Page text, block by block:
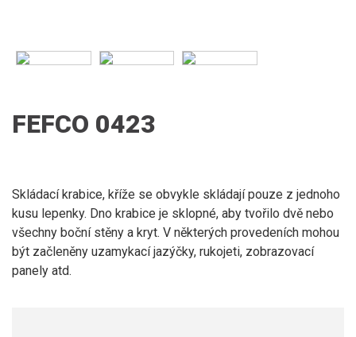
FEFCO 0423
Skládací krabice, kříže se obvykle skládají pouze z jednoho
kusu lepenky. Dno krabice je sklopné, aby tvořilo dvě nebo
všechny boční stěny a kryt. V některých provedeních mohou
být začleněny uzamykací jazýčky, rukojeti, zobrazovací
panely atd.